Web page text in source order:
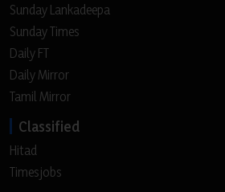
Sunday Lankadeepa
Sunday Times
Daily FT
Daily Mirror
Tamil Mirror
Classified
Hitad
Timesjobs